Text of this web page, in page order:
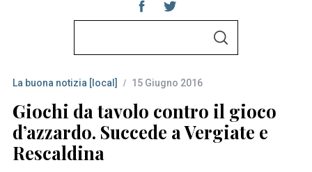
r
c
h
f
o
S
La buona notizia [local] 15 Giugno 2016
Giochi da tavolo contro il gioco
d’azzardo. Succede a Vergiate e
Rescaldina